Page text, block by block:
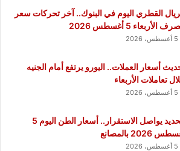
القطري اليوم في البنوك.. آخر تحركات سعر
الأربعاء 5 أغسطس 2026
5 أغسطس، 2026
أسعار العملات.. اليورو يرتفع أمام الجنيه
تعاملات الأربعاء
5 أغسطس، 2026
الحديد يواصل الاستقرار.. أسعار الطن اليوم 5
2026 بالمصانع
5 أغسطس، 2026